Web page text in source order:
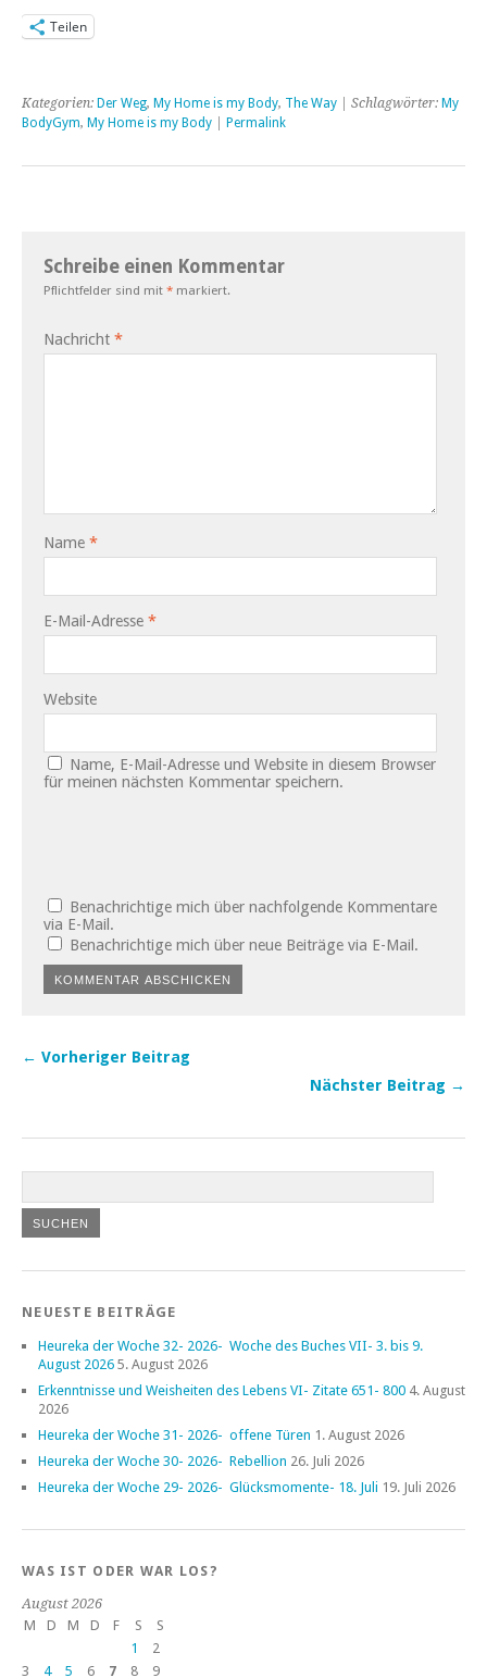
Teilen
Kategorien: Der Weg, My Home is my Body, The Way | Schlagwörter: My
BodyGym, My Home is my Body Permalink
Schreibe einen Kommentar
Pflichtfelder sind mit * markiert.
Nachricht *
Name *
E-Mail-Adresse *
Website
Name, E-Mail-Adresse und Website in diesem Browser
für meinen nächsten Kommentar speichern.
Benachrichtige mich über nachfolgende Kommentare
via E-Mail.
Benachrichtige mich über neue Beiträge via E-Mail.
← Vorheriger Beitrag
Nächster Beitrag →
NEUESTE BEITRÄGE
Heureka der Woche 32- 2026- Woche des Buches VII- 3. bis 9.
August 2026 5. August 2026
Erkenntnisse und Weisheiten des Lebens VI- Zitate 651- 800 4. August
2026
Heureka der Woche 31- 2026- offene Türen 1. August 2026
Heureka der Woche 30- 2026- Rebellion 26. Juli 2026
Heureka der Woche 29- 2026- Glücksmomente- 18. Juli 19. Juli 2026
WAS IST ODER WAR LOS?
August 2026
M
D M D F S
S
1
2
3
4 5 6 7 8
9